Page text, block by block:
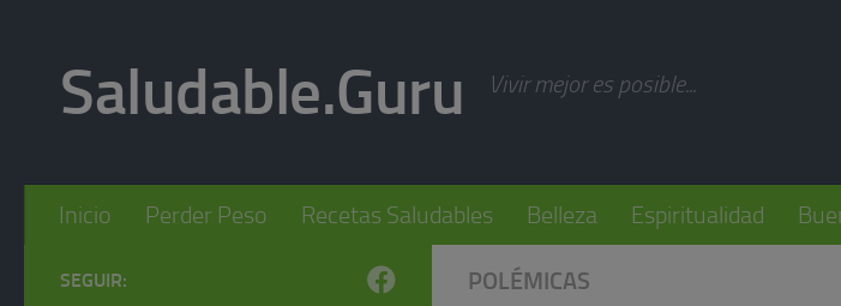
Saludable.Guru Vivir mejor es posible...
Inicio Perder Peso Recetas Saludables Belleza Espiritualidad
POLÉMICAS
SEGUIR: